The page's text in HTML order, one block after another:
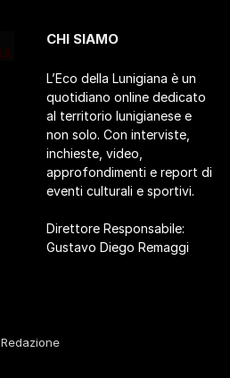
CHI SIAMO
L’Eco della Lunigiana è un
quotidiano online dedicato
al territorio lunigianese e
non solo. Con interviste,
inchieste, video,
approfondimenti e report di
eventi culturali e sportivi.
Direttore Responsabile:
Gustavo Diego Remaggi
Redazione